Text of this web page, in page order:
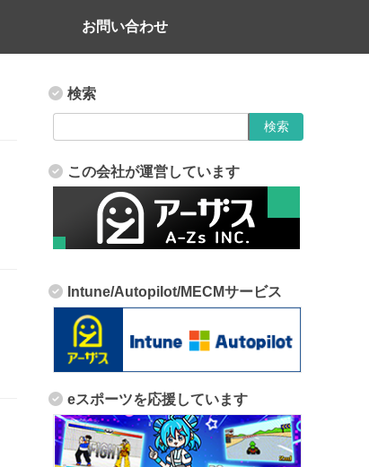
お問い合わせ
検索
この会社が運営しています
Intune/Autopilot/MECMサービス
eスポーツを応援しています